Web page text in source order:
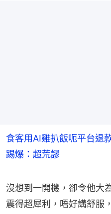
食客用AI雞扒飯呃平台
踢爆：超荒謬
沒想到一開機，卻令他大
震得超犀利，唔好講舒服